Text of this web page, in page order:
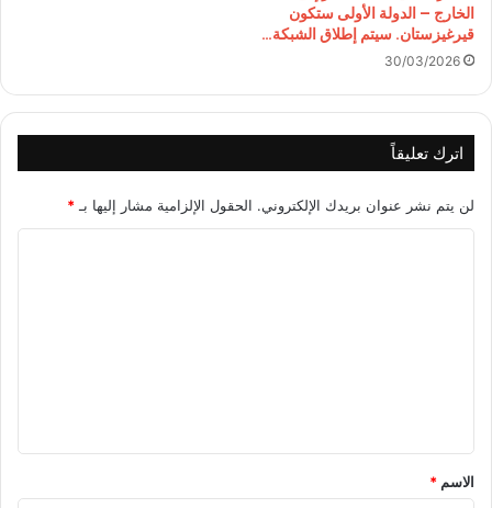
الخارج – الدولة الأولى ستكون
قيرغيزستان. سيتم إطلاق الشبكة…
30/03/2026
اترك تعليقاً
لن يتم نشر عنوان بريدك الإلكتروني. الحقول الإلزامية مشار إليها بـ*
*
الاسم *